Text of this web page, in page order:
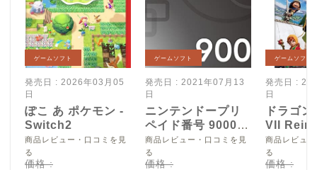
ゲームソフト
発売日 : 2026年03月05
日
ぽこ あ ポケモン -
Switch2
商品レビュー・口コミを見
る
価格 :
ゲームソフト
発売日 : 2021年07月13
日
ニンテンドープリ
ペイド番号 9000
円|オンラインコー
ド版
商品レビュー・口コミを見
る
価格 :
ゲームソフト
発売日 :
日
ドラゴ
VII
Switch2
商品レビュ
る
価格 :